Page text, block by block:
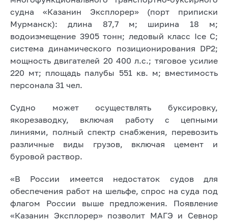
судна «Казанин Эксплорер» (порт приписки
Мурманск): длина 87,7 м; ширина 18 м;
водоизмещение 3905 тонн; ледовый класс Ice C;
система динамического позиционирования DP2;
мощность двигателей 20 400 л.с.; тяговое усилие
220 мт; площадь палубы 551 кв. м; вместимость
персонала 31 чел.
Судно может осуществлять буксировку,
якорезаводку, включая работу с цепными
линиями, полный спектр снабжения, перевозить
различные виды грузов, включая цемент и
буровой раствор.
«В России имеется недостаток судов для
обеспечения работ на шельфе, спрос на суда под
флагом России выше предложения. Появление
«Казанин Эксплорер» позволит МАГЭ и Севнор